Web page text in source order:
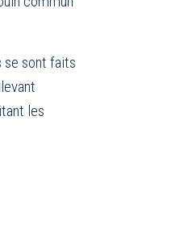
se sont faits
les